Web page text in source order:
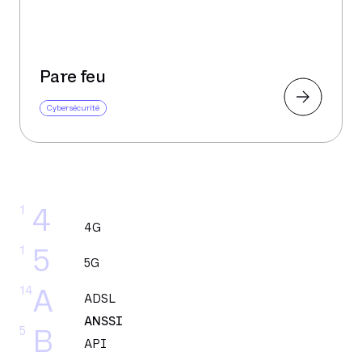
4
1
5
1
A
14
B
5
4G
5G
ADSL
ANSSI
API
Pare feu
Cybersécurité